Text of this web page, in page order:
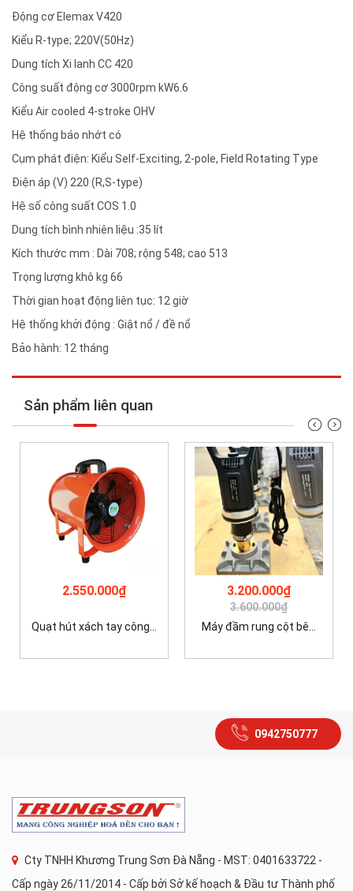
Động cơ Elemax V420
Kiểu R-type; 220V(50Hz)
Dung tích Xi lanh CC 420
Công suất động cơ 3000rpm kW6.6
Kiểu Air cooled 4-stroke OHV
Hệ thống báo nhớt có
Cụm phát điện: Kiểu Self-Exciting, 2-pole, Field Rotating Type
Điện áp (V) 220 (R,S-type)
Hệ số công suất COS 1.0
Dung tích bình nhiên liệu :35 lít
Kích thước mm : Dài 708; rộng 548; cao 513
Trọng lượng khô kg 66
Thời gian hoạt động liên tục: 12 giờ
Hệ thống khởi động : Giật nổ / đề nổ
Bảo hành: 12 tháng
Sản phẩm liên quan
2.550.000₫
Quạt hút xách tay công...
3.200.000₫
3.600.000₫
Máy đầm rung cột bê...
0942750777
Cty TNHH Khương Trung Sơn Đà Nẵng - MST: 0401633722 -
Cấp ngày 26/11/2014 - Cấp bởi Sở kế hoạch & Đầu tư Thành phố